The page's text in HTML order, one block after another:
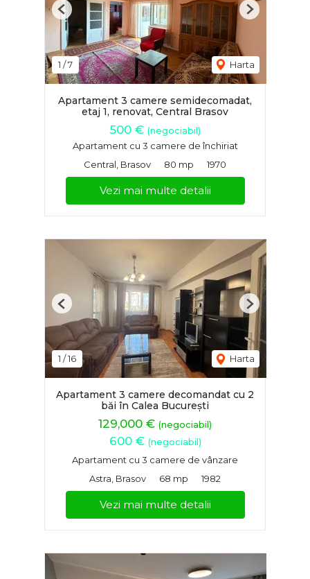
1 /7 Harta
Previous Next
Apartament 3 camere semidecomadat,
etaj 1, renovat, Central Brasov
500 € (negociabil)
Apartament cu 3 camere de închiriat
Central, Brasov
80 mp 1970
Vezi mai multe detalii
1 /16 Harta
Previous Next
Apartament 3 camere decomandat cu 2
băi în Calea București
129,000 € (negociabil)
600 € (negociabil)
Apartament cu 3 camere de vânzare
Astra, Brasov
68 mp 1982
Vezi mai multe detalii